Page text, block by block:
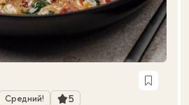
Средний! Рейтинг
5